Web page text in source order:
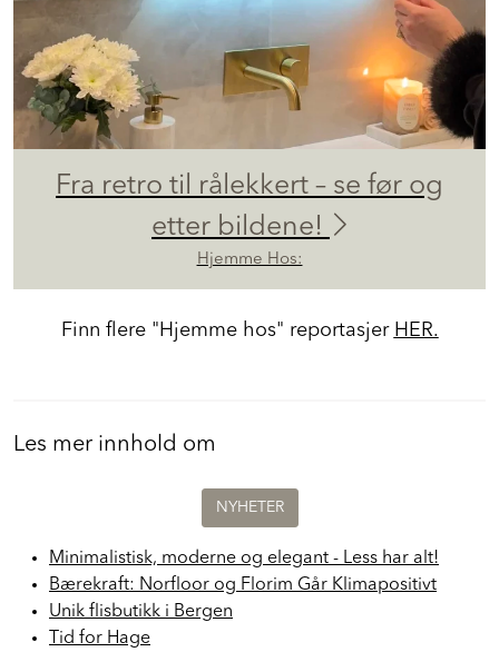
Fra retro til rålekkert – se før og
etter bildene!
Hjemme Hos:
Finn flere "Hjemme hos" reportasjer HER.
Les mer innhold om
NYHETER
Minimalistisk, moderne og elegant - Less har alt!
Bærekraft: Norfloor og Florim Går Klimapositivt
Unik flisbutikk i Bergen
Tid for Hage